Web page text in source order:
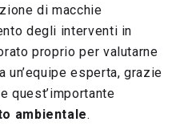
di macchie
degli interventi in
proprio per valutarne
un’equipe esperta, grazie
quest’importante
ambientale.